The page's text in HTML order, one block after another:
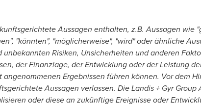
Aussagen enthalten, z.B. Aussagen wie
"könnten", "möglicherweise", "wird" oder ähnliche
Risiken, Unsicherheiten und anderen
der Finanzlage, der Entwicklung oder der Leistung
Ergebnissen führen können. Vor dem
Aussagen verlassen. Die Landis + Gyr
oder diese an zukünftige Ereignisse oder